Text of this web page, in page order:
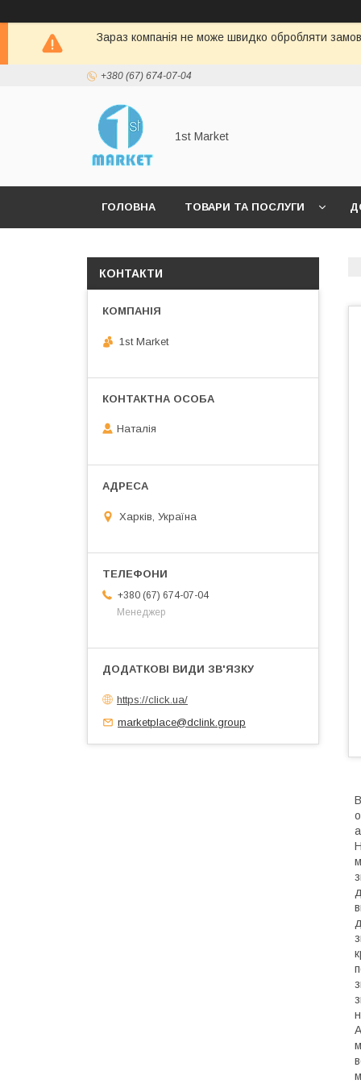
Зараз компанія не може швидко обробляти
+380 (67) 674-07-04
1st Market
ГОЛОВНА ТОВАРИ ТА ПОСЛУГИ
КОНТАКТИ
1st Market
Наталія
Харків, Україна
+380 (67) 674-07-04
Менеджер
https://click.ua/
marketplace@dclink.group